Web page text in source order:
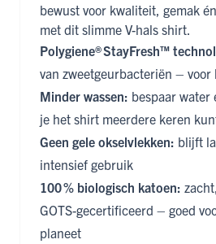
bewust voor kwaliteit, gemak
met dit slimme V-hals shirt.
Polygiene® StayFresh™
van zweetgeurbacteriën –
Minder wassen: bespaar water
je het shirt meerdere keren
Geen gele okselvlekken: blijft
intensief gebruik
100 % biologisch katoen:
GOTS-gecertificeerd – goed
planeet